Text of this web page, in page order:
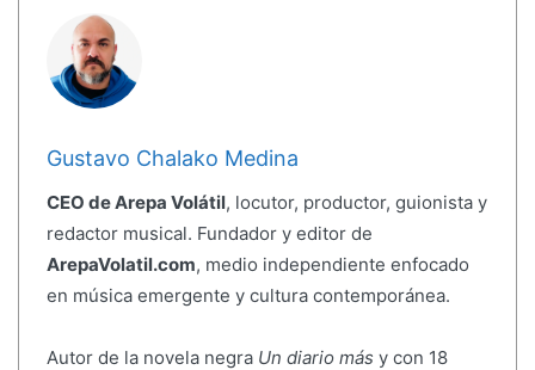
Gustavo Chalako Medina
CEO de Arepa Volátil, locutor, productor, guionista y
redactor musical. Fundador y editor de
ArepaVolatil.com, medio independiente enfocado
en música emergente y cultura contemporánea.
Autor de la novela negra Un diario más y con 18